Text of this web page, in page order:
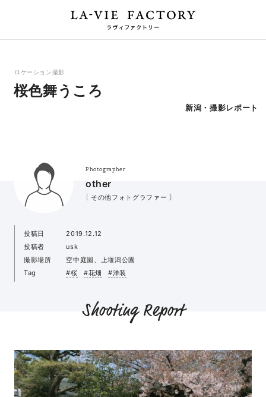
ロケーション撮影
桜色舞うころ
新潟・撮影レポート
Photographer
other
［ その他フォトグラファー ］
投稿日
2019.12.12
投稿者
usk
撮影場所
空中庭園、上堰潟公園
Tag
#桜 #花畑 #洋装
Shooting Report